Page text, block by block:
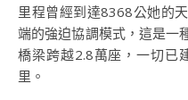
里程曾經到達8368公她的
端的強迫協調模式，這是一
橋梁跨越2.8萬座，一切已
里。